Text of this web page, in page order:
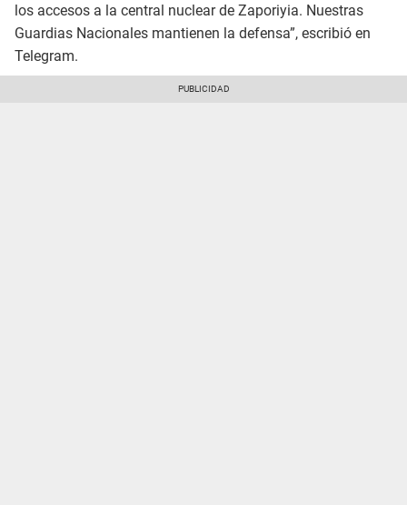
los accesos a la central nuclear de Zaporiyia. Nuestras
Guardias Nacionales mantienen la defensa”, escribió en
Telegram.